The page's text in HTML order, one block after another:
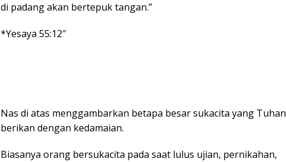
di padang akan bertepuk tangan.”
*Yesaya 55:12″
Nas di atas menggambarkan betapa besar sukacita yang Tuhan
berikan dengan kedamaian.
Biasanya orang bersukacita pada saat lulus ujian, pernikahan,